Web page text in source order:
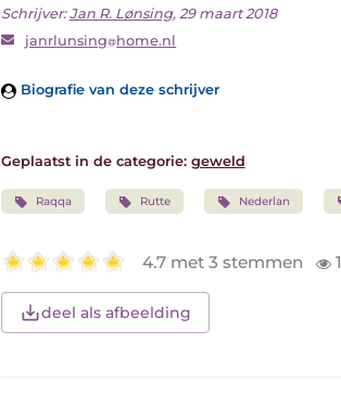
Schrijver:Jan R. Lønsing, 29 maart 2018
janrlunsing home.nl
Biografie van deze schrijver
Geplaatst in de categorie: geweld
Raqqa Rutte Nederlan
4.7 met 3 stemmen
deel als afbeelding